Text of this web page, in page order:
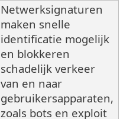
Netwerksignaturen
maken snelle
identificatie mogelijk
en blokkeren
schadelijk verkeer
van en naar
gebruikersapparaten,
zoals bots en exploit